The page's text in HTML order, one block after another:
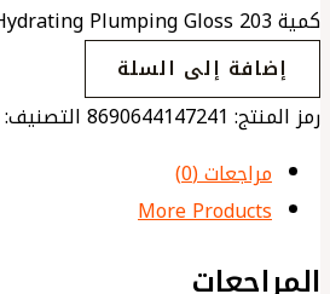
كمية Pastel Profashion Plump Up Extra Hydrating Plumping Gloss 203
إضافة إلى السلة
رمز المنتج: 8690644147241التصنيف:
مراجعات (0)
More Products
المراجعات